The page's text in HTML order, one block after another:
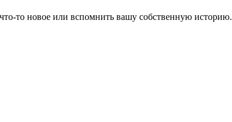
то новое или вспомнить вашу собственную историю.